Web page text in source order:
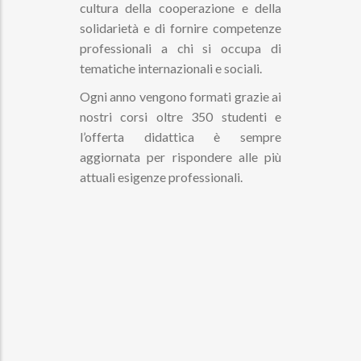
cultura della cooperazione e della
solidarietà e di fornire competenze
professionali a chi si occupa di
tematiche internazionali e sociali.
Ogni anno vengono formati grazie ai
nostri corsi oltre 350 studenti e
l’offerta didattica è sempre
aggiornata per rispondere alle più
attuali esigenze professionali.